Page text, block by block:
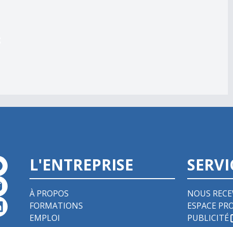
L'ENTREPRISE
À PROPOS
FORMATIONS
EMPLOI
NOUS
ESPACE
PUBLICITÉ